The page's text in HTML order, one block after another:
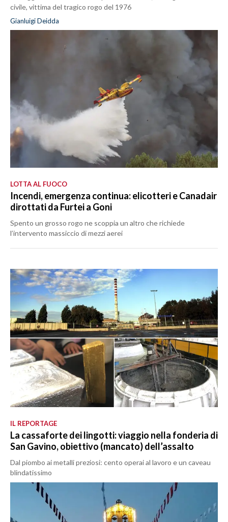
civile, vittima del tragico rogo del 1976
Gianluigi Deidda
LOTTA AL FUOCO
Incendi, emergenza continua: elicotteri e Canadair
dirottati da Furtei a Goni
Spento un grosso rogo ne scoppia un altro che richiede
l’intervento massiccio di mezzi aerei
IL REPORTAGE
La cassaforte dei lingotti: viaggio nella fonderia di
San Gavino, obiettivo (mancato) dell’assalto
Dal piombo ai metalli preziosi: cento operai al lavoro e un caveau
blindatissimo